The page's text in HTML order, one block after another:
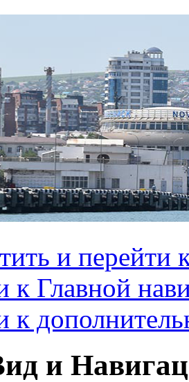
и перейти
к Главной
к
и